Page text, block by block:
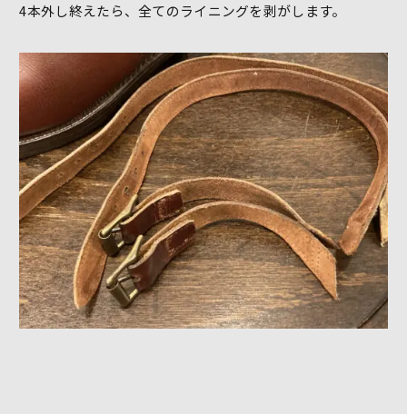
4本外し終えたら、全てのライニングを剥がします。